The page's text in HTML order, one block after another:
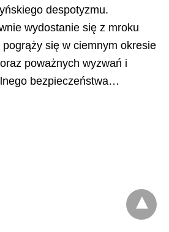
despotyzmu.
wydostanie się z mroku
się w ciemnym okresie
poważnych wyzwań i
bezpieczeństwa…